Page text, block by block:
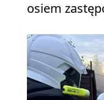
osiem